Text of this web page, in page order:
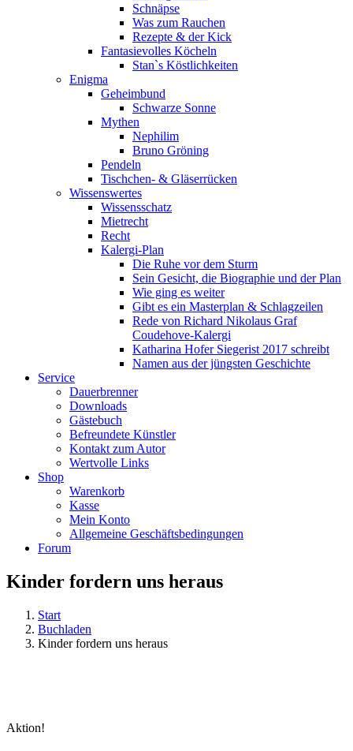
Schnäpse
Was zum Rauchen
Rezepte & der Kick
Fantasievolles Köcheln
Stan`s Köstlichkeiten
Enigma
Geheimbund
Schwarze Sonne
Mythen
Nephilim
Bruno Gröning
Pendeln
Tischchen- & Gläserrücken
Wissenswertes
Wissensschatz
Mietrecht
Recht
Kalergi-Plan
Die Ruhe vor dem Sturm
Sein Gesicht, die Biographie und der Plan
Wie ging es weiter
Gibt es ein Masterplan & Schlagzeilen
Rede von Richard Nikolaus Graf
Coudehove-Kalergi
Katharina Hofer Siegerist 2017 schreibt
Namen aus der jüngsten Geschichte
Service
Dauerbrenner
Downloads
Gästebuch
Befreundete Künstler
Kontakt zum Autor
Wertvolle Links
Shop
Warenkorb
Kasse
Mein Konto
Allgemeine Geschäftsbedingungen
Forum
Kinder fordern uns heraus
Start
Buchladen
Kinder fordern uns heraus
Aktion!